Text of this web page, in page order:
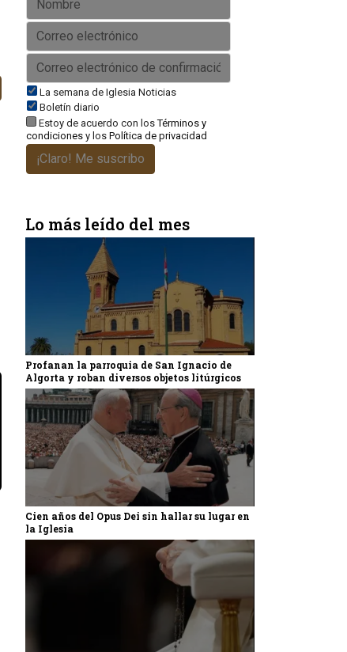
La semana de Iglesia Noticias
Boletín diario
Estoy de acuerdo con losTérminos y
condiciones y los Política de privacidad
¡Claro! Me suscribo
Lo más leído del mes
Profanan la parroquia de San Ignacio de
Algorta y roban diversos objetos litúrgicos
Cien años del Opus Dei sin hallar su lugar en
la Iglesia